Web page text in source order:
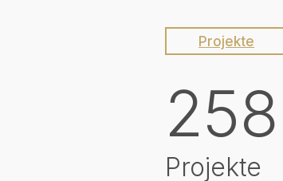
Projekte
258
Projekte